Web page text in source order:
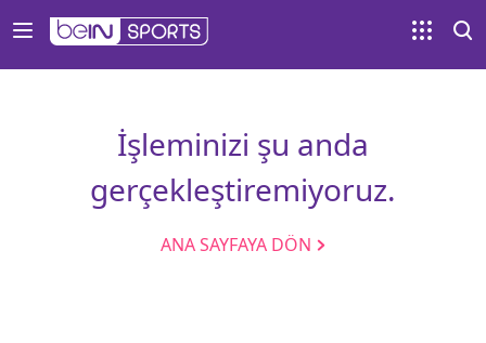
İşleminizi şu anda
gerçekleştiremiyoruz.
ANA SAYFAYA DÖN